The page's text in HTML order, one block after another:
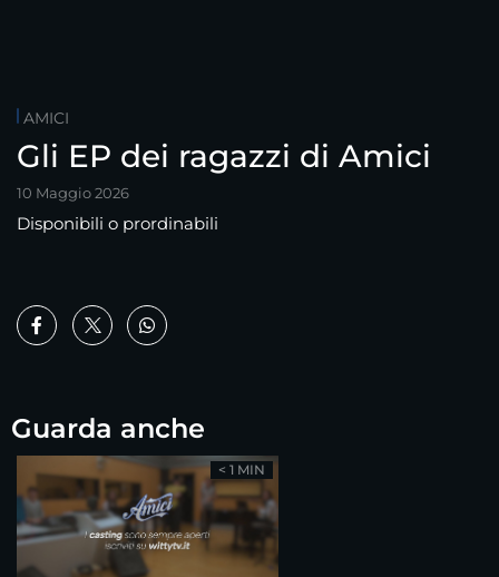
AMICI
Gli EP dei ragazzi di Amici
10 Maggio 2026
Disponibili o prordinabili
Guarda anche
< 1 MIN